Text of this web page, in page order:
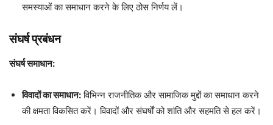
समस्याओं का समाधान करने के लिए ठोस निर्णय लें।
संघर्ष प्रबंधन
संघर्ष समाधान:
विवादों का समाधान:विभिन्न राजनीतिक और सामाजिक मुद्दों का समाधान करने
की क्षमता विकसित करें। विवादों और संघर्षों को शांति और सहमति से हल करें।